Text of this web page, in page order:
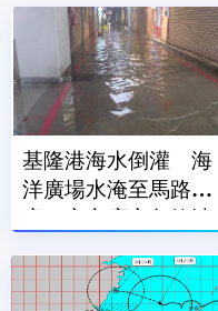
基隆港海水倒灌 海
洋廣場水淹至馬路、
廟口夜市店家急築沙